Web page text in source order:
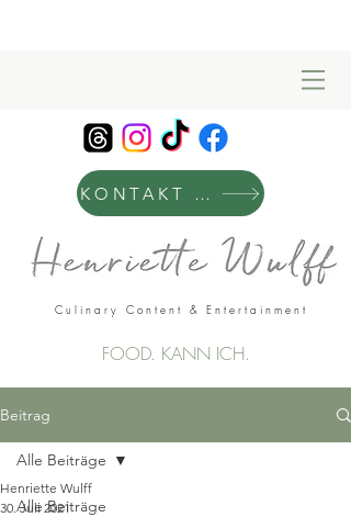
KONTAKT & MANAGEMENT
Culinary Content & Entertainment
FOOD. KANN ICH.
Beitrag
Alle Beiträge
Alle Beiträge
Henriette Wulff
30. Juli 2021